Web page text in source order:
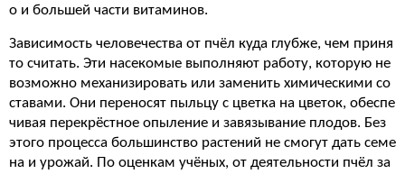
о и большей части витаминов.
Зависимость человечества от пчёл куда глубже, чем приня
то считать. Эти насекомые выполняют работу, которую не
возможно механизировать или заменить химическими со
ставами. Они переносят пыльцу с цветка на цветок, обеспе
чивая перекрёстное опыление и завязывание плодов. Без
этого процесса большинство растений не смогут дать семе
на и урожай. По оценкам учёных, от деятельности пчёл за